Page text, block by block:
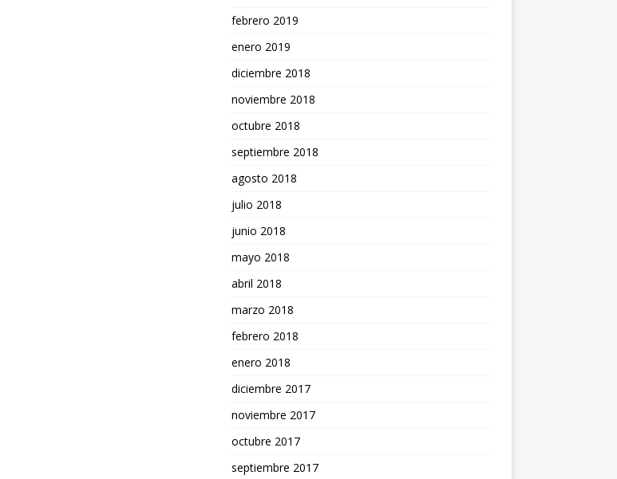
febrero 2019
enero 2019
diciembre 2018
noviembre 2018
octubre 2018
septiembre 2018
agosto 2018
julio 2018
junio 2018
mayo 2018
abril 2018
marzo 2018
febrero 2018
enero 2018
diciembre 2017
noviembre 2017
octubre 2017
septiembre 2017